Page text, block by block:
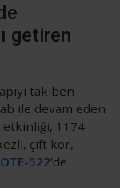
getiren
takiben
ile devam eden
1174
çift kör,
522'de